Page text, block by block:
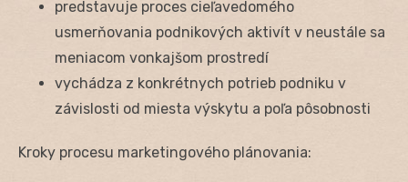
predstavuje proces cieľavedomého
usmerňovania podnikových aktivít v neustále sa
meniacom vonkajšom prostredí
vychádza z konkrétnych potrieb podniku v
závislosti od miesta výskytu a poľa pôsobnosti
Kroky procesu marketingového plánovania: